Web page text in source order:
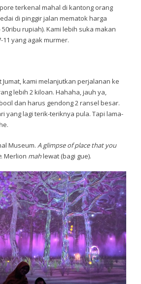
terkenal mahal di kantong orang
di pinggir jalan mematok harga
50ribu rupiah). Kami lebih suka makan
yang agak murmer.
kami melanjutkan perjalanan ke
lebih 2 kiloan. Hahaha, jauh ya,
dan harus gendong 2 ransel besar.
yang lagi terik-teriknya pula. Tapi lama-
Museum. A glimpse of place that you
. Merlion mahlewat (bagi gue).